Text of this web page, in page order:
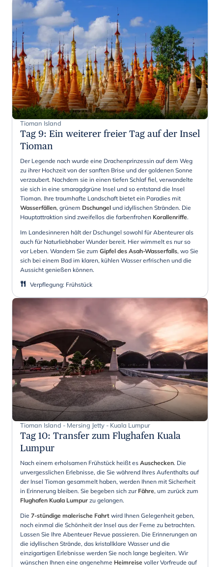
Tioman Island
Tag 9: Ein weiterer freier Tag auf der Insel
Tioman
Der Legende nach wurde eine Drachenprinzessin auf dem Weg
zu ihrer Hochzeit von der sanften Brise und der goldenen Sonne
verzaubert. Nachdem sie in einen tiefen Schlaf fiel, verwandelte
sie sich in eine smaragdgrüne Insel und so entstand die Insel
Tioman. Ihre traumhafte Landschaft bietet ein Paradies mit
Wasserfällen, grünem Dschungel und idyllischen Stränden. Die
Hauptattraktion sind zweifellos die farbenfrohen Korallenriffe.
Im Landesinneren hält der Dschungel sowohl für Abenteurer als
auch für Naturliebhaber Wunder bereit. Hier wimmelt es nur so
vor Leben. Wandern Sie zum Gipfel des Asah-Wasserfalls, wo Sie
sich bei einem Bad im klaren, kühlen Wasser erfrischen und die
Aussicht genießen können.
Verpflegung: Frühstück
Tioman Island - Mersing Jetty - Kuala Lumpur
Tag 10: Transfer zum Flughafen Kuala
Lumpur
Nach einem erholsamen Frühstück heißt es Auschecken. Die
unvergesslichen Erlebnisse, die Sie während Ihres Aufenthalts auf
der Insel Tioman gesammelt haben, werden Ihnen mit Sicherheit
in Erinnerung bleiben. Sie begeben sich zur Fähre, um zurück zum
Flughafen Kuala Lumpur zu gelangen.
Die 7-stündige malerische Fahrt wird Ihnen Gelegenheit geben,
noch einmal die Schönheit der Insel aus der Ferne zu betrachten.
Lassen Sie Ihre Abenteuer Revue passieren. Die Erinnerungen an
die idyllischen Strände, das kristallklare Wasser und die
einzigartigen Erlebnisse werden Sie noch lange begleiten. Wir
wünschen Ihnen eine angenehme Heimreise voller Vorfreude auf